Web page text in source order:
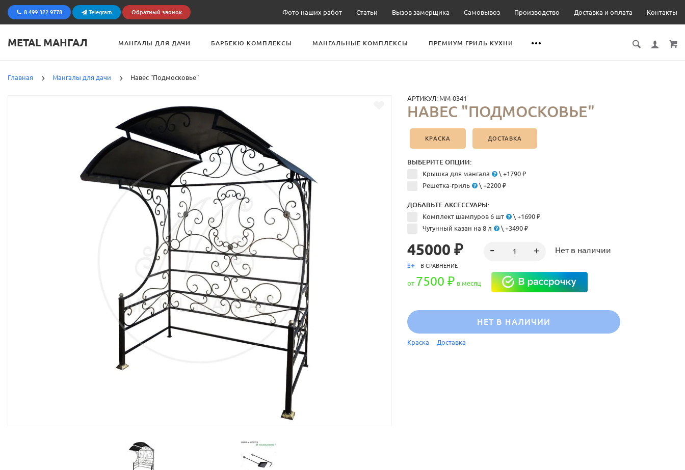
8 499 322 9778 Telegram Обратный звонок Фото наших работ Статьи Вызов замерщика Самовывоз Производство Доставка и оплата Контакты
METAL МАНГАЛ МАНГАЛЫ ДЛЯ ДАЧИ БАРБЕКЮ КОМПЛЕКСЫ МАНГАЛЬНЫЕ КОМПЛЕКСЫ ПРЕМИУМ ГРИЛЬ КУХНИ
Главная Мангалы для дачи Навес "Подмосковье"
АРТИКУЛ: ММ-0341
НАВЕС "ПОДМОСКОВЬЕ"
КРАСКА ДОСТАВКА
ВЫБЕРИТЕ ОПЦИИ:
Крышка для мангала
\ +1790 ₽
Решетка-гриль
\ +2200 ₽
ДОБАВЬТЕ АКСЕССУАРЫ:
Комплект шампуров 6 шт
\ +1690 ₽
Чугунный казан на 8 л
\ +3490 ₽
45000 ₽
В СРАВНЕНИЕ
Нет в наличии
от 7500 ₽ в месяц
НЕТ В НАЛИЧИИ
Краска Доставка